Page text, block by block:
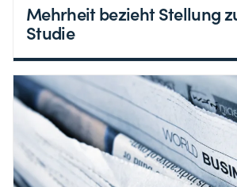
Mehrheit bezieht Stellung
Studie